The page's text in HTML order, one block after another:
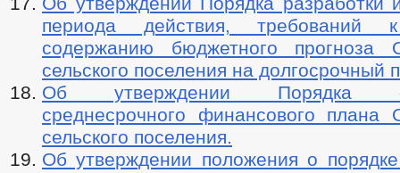
периода действия, требований
содержанию бюджетного прогноза
сельского поселения на долгосрочный
Об утверждении Порядка
среднесрочного финансового плана
сельского поселения.
Об утверждении положения о порядке